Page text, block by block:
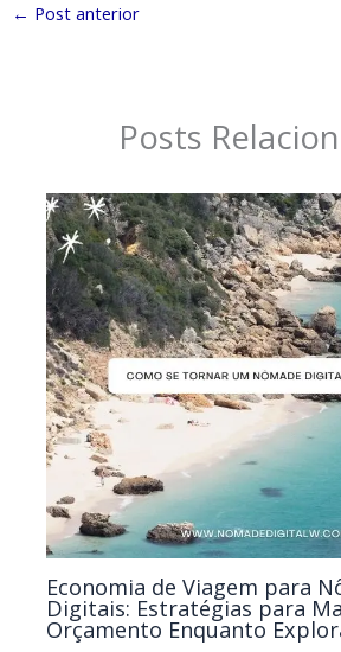
← Post anterior
Posts
Economia de Viagem para
Digitais: Estratégias para
Orçamento Enquanto